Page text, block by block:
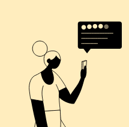
365 dagar 90 dagar
30